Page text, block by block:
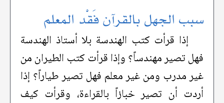
سبب الجهل بالقرآن فَقْد المعلم
إذا قرأت كتب الهندسة بلا أستاذ الهندسة
فهل تصير مهندساً؟ وإذا قرأت كتب الطيران من
غير مدرب ومن غير معلم فهل تصير طياراً؟ إذا
أردت أن تصير خبازاً بالقراءة، وقرأت كيف